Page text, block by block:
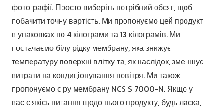
фотографії. Просто виберіть потрібний обсяг, щоб
побачити точну вартість. Ми пропонуємо цей продукт
в упаковках по 4 кілограми та 13 кілограмів. Ми
постачаємо білу рідку мембрану, яка знижує
температуру поверхні влітку та, як наслідок, зменшує
витрати на кондиціонування повітря. Ми також
пропонуємо сіру мембрану NCS S 7000-N. Якщо у
вас є якісь питання щодо цього продукту, будь ласка,